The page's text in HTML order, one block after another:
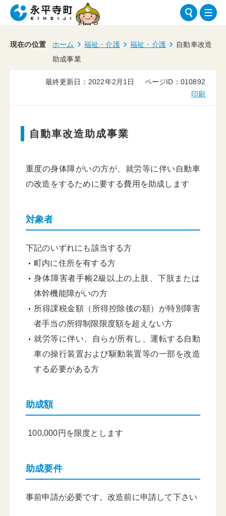
現在の位置 ホーム 福祉・介護 福祉・介護
自動車改造
助成事業
最終更新日：2022年2月1日
ページID：010892
印刷
自動車改造助成事業
重度の身体障がいの方が、就労等に伴い自動車
の改造をするために要する費用を助成します
対象者
下記のいずれにも該当する方
町内に住所を有する方
身体障害者手帳2級以上の上肢、下肢または
体幹機能障がいの方
所得課税金額（所得控除後の額）が特別障害
者手当の所得制限限度額を超えない方
就労等に伴い、自らが所有し、運転する自動
車の操行装置および駆動装置等の一部を改造
する必要がある方
助成額
100,000円を限度とします
助成要件
事前申請が必要です。改造前に申請して下さい